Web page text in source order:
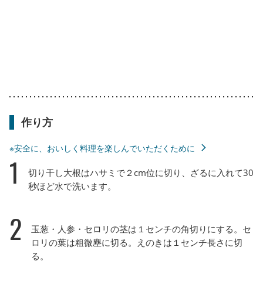
作り方
※安全に、おいしく料理を楽しんでいただくために
1
切り干し大根はハサミで２cm位に切り、ざるに入れて30
秒ほど水で洗います。
2
玉葱・人参・セロリの茎は１センチの角切りにする。セ
ロリの葉は粗微塵に切る。えのきは１センチ長さに切
る。